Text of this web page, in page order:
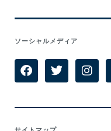
ソーシャルメディア